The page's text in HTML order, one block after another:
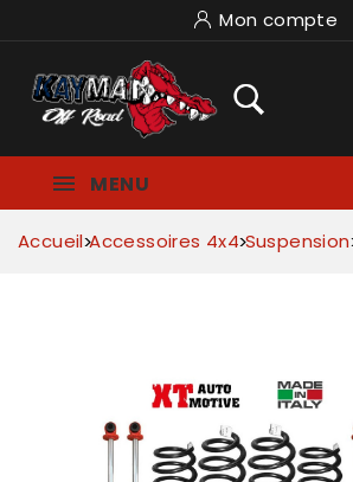
Mon compte
MENU
Accueil Accessoires 4x4 Suspension